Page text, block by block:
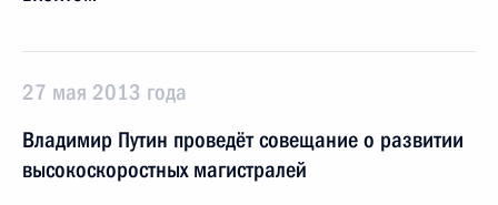
27 мая 2013 года
Владимир Путин проведёт совещание о развитии
высокоскоростных магистралей